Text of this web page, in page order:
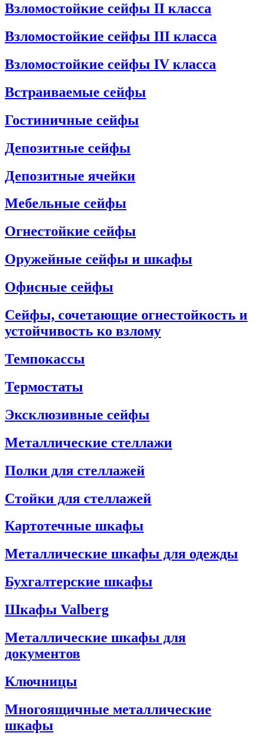
Взломостойкие сейфы II класса
Взломостойкие сейфы III класса
Взломостойкие сейфы IV класса
Встраиваемые сейфы
Гостиничные сейфы
Депозитные сейфы
Депозитные ячейки
Мебельные сейфы
Огнестойкие сейфы
Оружейные сейфы и шкафы
Офисные сейфы
Сейфы, сочетающие огнестойкость и
устойчивость ко взлому
Темпокассы
Термостаты
Эксклюзивные сейфы
Металлические стеллажи
Полки для стеллажей
Стойки для стеллажей
Картотечные шкафы
Металлические шкафы для одежды
Бухгалтерские шкафы
Шкафы Valberg
Металлические шкафы для
документов
Ключницы
Многоящичные металлические
шкафы